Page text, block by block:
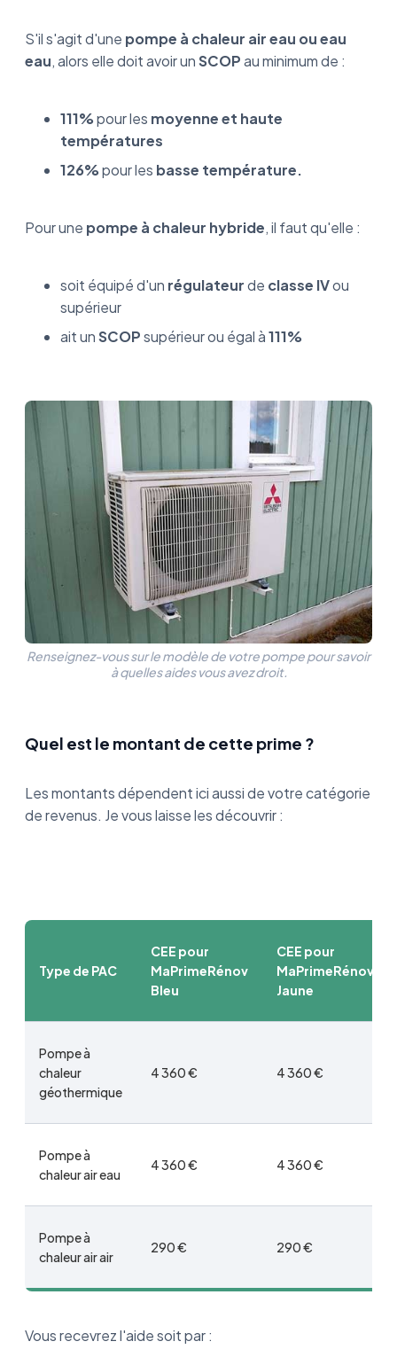
S'il s'agit d'une pompe à chaleur air eau ou eau
eau, alors elle doit avoir unSCOPau minimum de :
111%pour les moyenne et haute
températures
126%pour les basse température.
Pour une pompe à chaleur hybride, il faut qu'elle :
soit équipé d'un régulateurde classe IVou
supérieur
ait unSCOPsupérieur ou égal à111%
Renseignez-vous sur le modèle de votre pompe pour savoir
à quelles aides vous avez droit.
Quel est le montant de cette prime ?
Les montants dépendent ici aussi de votre catégorie
de revenus. Je vous laisse les découvrir :
Type de PAC
CEE pour
MaPrimeRénov
Bleu
CEE pour
MaPrimeRénov
Jaune
Pompe à
chaleur
géothermique
4 360 € 4 360 €
Pompe à
chaleur air eau
4 360 € 4 360 €
Pompe à
chaleur air air
290 € 290 €
Vous recevrez l'aide soit par :